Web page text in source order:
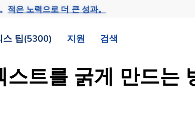
적은 노력으로 더 큰 성과。
스 팁(5300) 지원 검색
트를 굵게 만드는